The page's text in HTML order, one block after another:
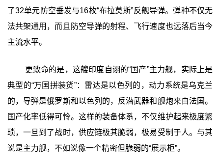
了32单元防空垂发与16枚“布拉莫斯”反舰导弹。弹种不仅无
法共架通用，而且防空导弹的射程、飞行速度也远落后当今
主流水平。
更致命的是，这艘印度自诩的“国产”主力舰，实际上是
典型的“万国拼装货”：雷达是以色列的，动力系统是乌克兰
的，导弹是俄罗斯和以色列的，反潜武器和舰炮来自法国。
国产化率低得可怜。这样的装备体系，不仅维护起来极度繁
琐，一旦到了战时，供应链极其脆弱，极易受制于人。与其
说是主力舰，不如说像一个精密但脆弱的“展示柜”。